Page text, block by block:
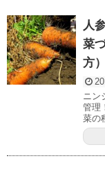
人
菜
方）
ニン
管理
菜の